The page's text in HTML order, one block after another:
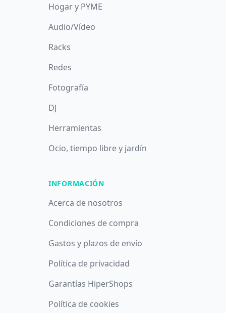
Hogar y PYME
Audio/Vídeo
Racks
Redes
Fotografía
DJ
Herramientas
Ocio, tiempo libre y jardín
INFORMACIÓN
Acerca de nosotros
Condiciones de compra
Gastos y plazos de envío
Política de privacidad
Garantías HiperShops
Política de cookies